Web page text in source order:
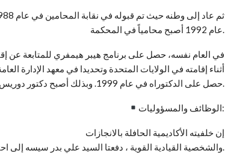
عام 1992 أصبح محامياً في المحكمة.
في العام نفسه، حصل على برنامج هيبر هيمفري للمتابعة عن
أثناء إقامته في الولايات المتحدة وتحديدا في معهد الإدارة
حصل على الدكتوراه في عام 1999. وبذلك أصبح دكتور دوريس بكلية الحقوق بجامعة هاملين في سانت. -بول ، مينيسوتا.
الوظائف والمسؤوليات:
إن خلفيته الأكاديمية الحافلة بالانجازات
والشخصية القيادية القوية ، دفعتا السيد علي بدر سيسه إلى احتلال مناصب عالية في الدولة ذات مسؤولية.